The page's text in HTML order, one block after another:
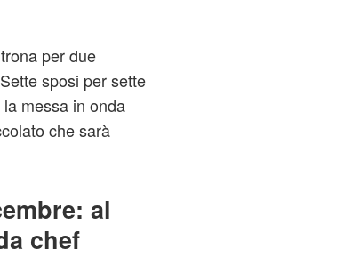
per due
sposi per sette
messa in onda
che sarà
al
chef